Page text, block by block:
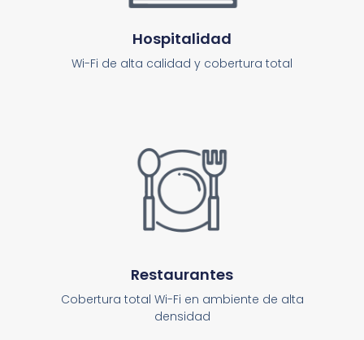
Hospitalidad
Wi-Fi de alta calidad y cobertura total
Restaurantes
Cobertura total Wi-Fi en ambiente de alta
densidad